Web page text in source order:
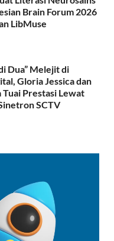
Brain Forum 2026
LibMuse
Dua” Melejit di
Gloria Jessica dan
Prestasi Lewat
SCTV